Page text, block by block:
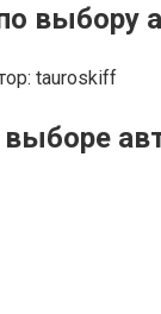
выбору
tauroskiff
выборе